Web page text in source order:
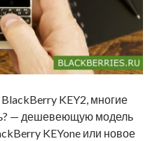
KEY2, многие
— дешевеющую модель
KEYone или новое